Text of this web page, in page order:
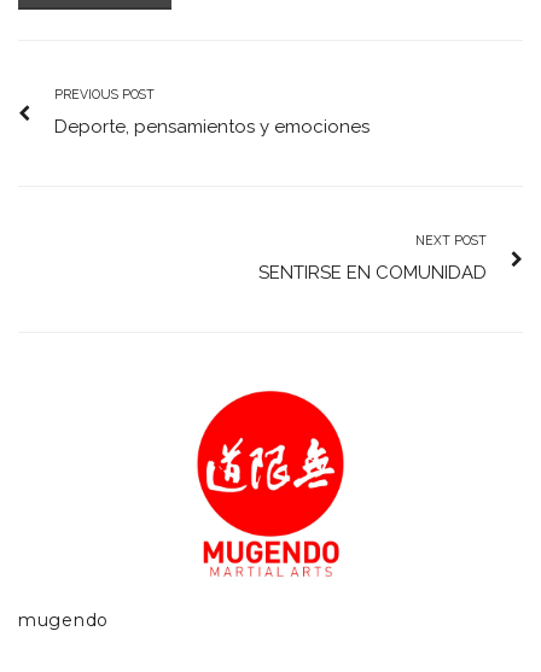
PREVIOUS POST
Deporte, pensamientos y emociones
NEXT POST
SENTIRSE EN COMUNIDAD
mugendo